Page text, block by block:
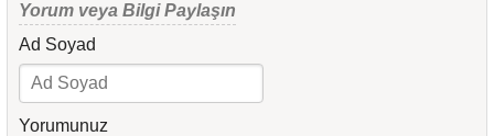
Yorum veya Bilgi Paylaşın
Ad Soyad
Yorumunuz